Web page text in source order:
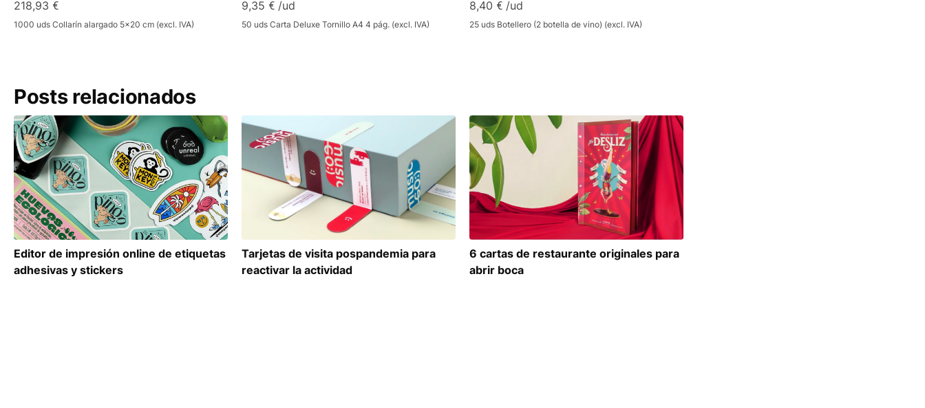
218,93 €
1000 uds Collarín alargado 5x20 cm (excl. IVA)
9,35 € /ud
50 uds Carta Deluxe Tornillo A4 4 pág. (excl. IVA)
8,40 € /ud
25 uds Botellero (2 botella de vino) (excl. IVA)
Posts relacionados
Editor de impresión online de etiquetas
adhesivas y stickers
Tarjetas de visita pospandemia para
reactivar la actividad
6 cartas de restaurante originales para
abrir boca